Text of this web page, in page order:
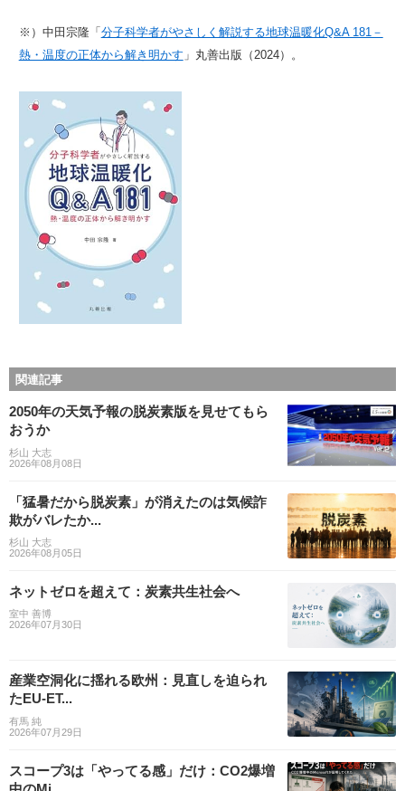
※）中田宗隆「 分子科学者がやさしく解説する地球温暖化Q&A 181－
熱・温度の正体から解き明かす 」丸善出版（2024）。
関連記事
2050年の天気予報の脱炭素版を見せてもら
おうか
杉山 大志
2026年08月08日
「猛暑だから脱炭素」が消えたのは気候詐
欺がバレたか...
杉山 大志
2026年08月05日
ネットゼロを超えて：炭素共生社会へ
室中 善博
2026年07月30日
産業空洞化に揺れる欧州：見直しを迫られ
たEU-ET...
有馬 純
2026年07月29日
スコープ3は「やってる感」だけ：CO2爆増